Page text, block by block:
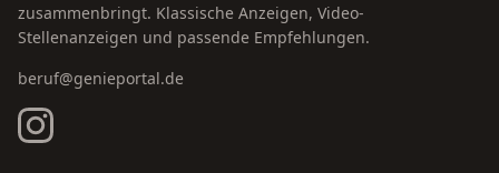
zusammenbringt. Klassische Anzeigen, Video-
Stellenanzeigen und passende Empfehlungen.
beruf@genieportal.de